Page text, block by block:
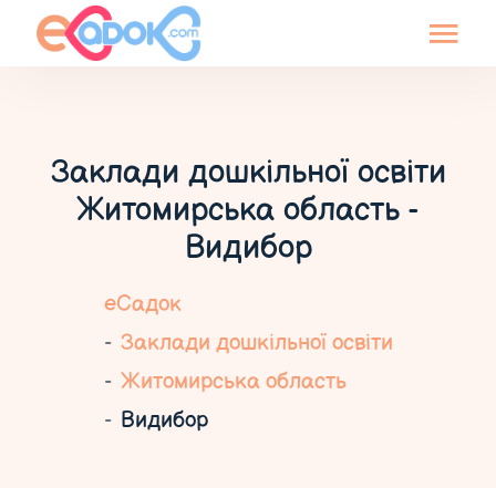
Заклади дошкільної освіти
Житомирська область -
Видибор
еСадок
Заклади дошкільної освіти
Житомирська область
Видибор